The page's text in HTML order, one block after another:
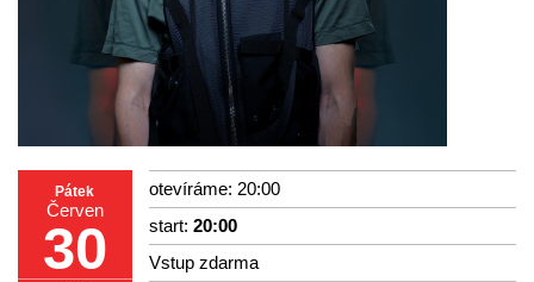
Pátek
Červen
30
otevíráme: 20:00
start: 20:00
Vstup zdarma